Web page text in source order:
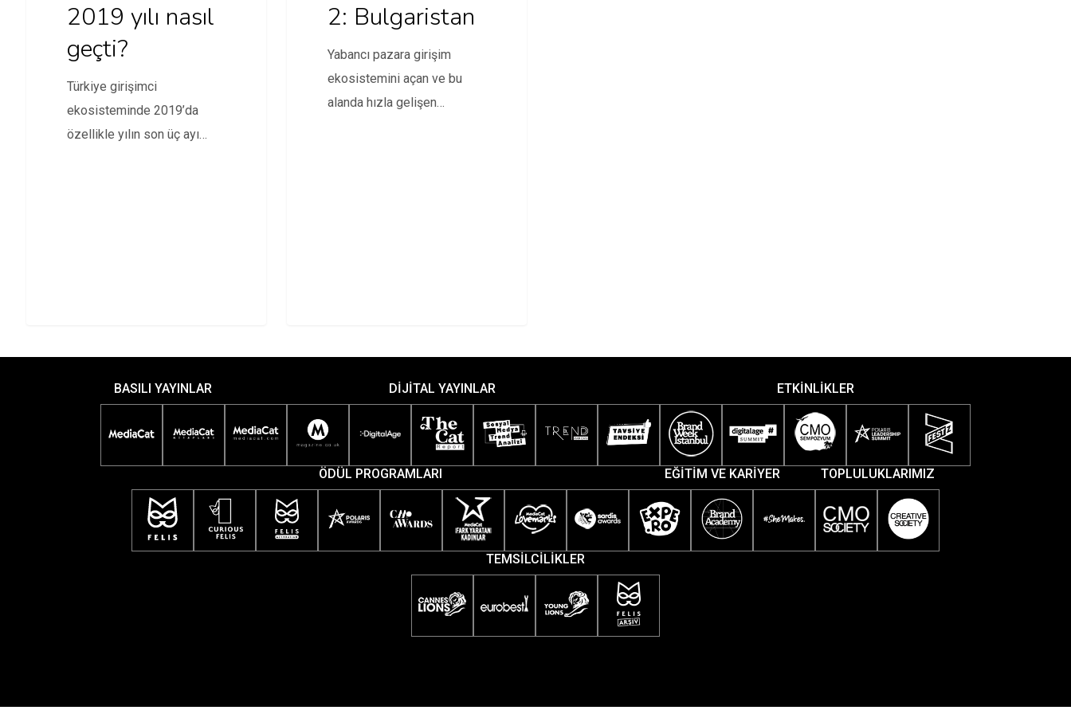
2019 yılı nasıl
geçti?
Türkiye girişimci
ekosisteminde 2019’da
özellikle yılın son üç ayı
2: Bulgaristan
Yabancı pazara girişim
ekosistemini açan ve bu
alanda hızla gelişen
BASILI YAYINLAR DİJİTAL YAYINLAR ETKİNLİKLER
ÖDÜL PROGRAMLARI EĞİTİM VE KARİYER TOPLULUKLARIMIZ
TEMSİLCİLİKLER